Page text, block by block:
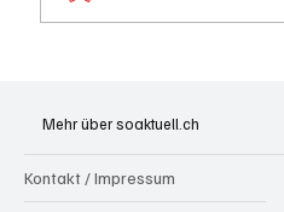
Mehr über soaktuell.ch
Kontakt / Impressum